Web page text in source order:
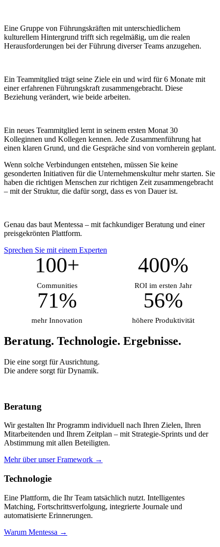
Eine Gruppe von Führungskräften mit unterschiedlichem
kulturellem Hintergrund trifft sich regelmäßig, um die realen
Herausforderungen bei der Führung diverser Teams anzugehen.
Ein Teammitglied trägt seine Ziele ein und wird für 6 Monate mit
einer erfahrenen Führungskraft zusammengebracht. Diese
Beziehung verändert, wie beide arbeiten.
Ein neues Teammitglied lernt in seinem ersten Monat 30
Kolleginnen und Kollegen kennen. Jede Zusammenführung hat
einen klaren Grund, und die Gespräche sind von vornherein geplant.
Wenn solche Verbindungen entstehen, müssen Sie keine
gesonderten Initiativen für die Unternehmenskultur mehr starten. Sie
haben die richtigen Menschen zur richtigen Zeit zusammengebracht
– mit der Struktur, die dafür sorgt, dass es von Dauer ist.
Genau das baut Mentessa – mit fachkundiger Beratung und einer
preisgekrönten Plattform.
Sprechen Sie mit einem Experten
100+
Communities
400%
ROI im ersten Jahr
71%
mehr Innovation
56%
höhere Produktivität
Beratung. Technologie. Ergebnisse.
Die eine sorgt für Ausrichtung.
Die andere sorgt für Dynamik.
Beratung
Wir gestalten Ihr Programm individuell nach Ihren Zielen, Ihren
Mitarbeitenden und Ihrem Zeitplan – mit Strategie-Sprints und der
Abstimmung mit allen Beteiligten.
Mehr über unser Framework →
Technologie
Eine Plattform, die Ihr Team tatsächlich nutzt. Intelligentes
Matching, Fortschrittsverfolgung, integrierte Journale und
automatisierte Erinnerungen.
Warum Mentessa →